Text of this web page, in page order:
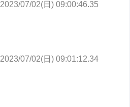
2023/07/02(日) 09:00:46.35
2023/07/02(日) 09:01:12.34